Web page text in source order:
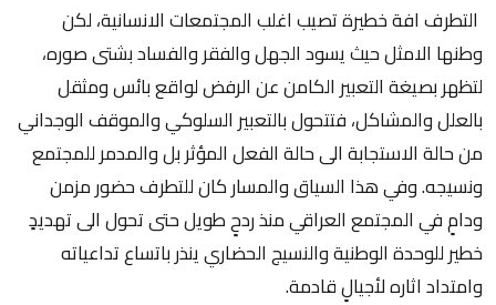
التطرف افة خطيرة تصيب اغلب المجتمعات الانسانية، لكن
وطنها الامثل حيث يسود الجهل والفقر والفساد بشتى صوره،
لتظهر بصيغة التعبير الكامن عن الرفض لواقع بائس ومثقل
بالعلل والمشاكل، فتتحول بالتعبير السلوكي والموقف الوجداني
من حالة الاستجابة الى حالة الفعل المؤثر بل والمدمر للمجتمع
ونسيجه. وفي هذا السياق والمسار كان للتطرف حضور مزمن
ودامٍ في المجتمع العراقي منذ ردحٍ طويل حتى تحول الى تهديدٍ
خطير للوحدة الوطنية والنسيج الحضاري ينذر باتساع تداعياته
وامتداد اثاره لأجيالٍ قادمة.